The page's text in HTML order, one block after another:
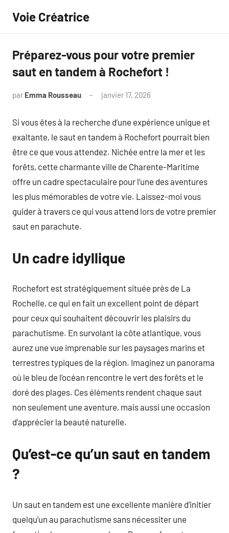
contenu
Voie Créatrice
Préparez-vous pour votre premier
saut en tandem à Rochefort !
par Emma Rousseau janvier 17, 2026
Si vous êtes à la recherche d’une expérience unique et
exaltante, le saut en tandem à Rochefort pourrait bien
être ce que vous attendez. Nichée entre la mer et les
forêts, cette charmante ville de Charente-Maritime
offre un cadre spectaculaire pour l’une des aventures
les plus mémorables de votre vie. Laissez-moi vous
guider à travers ce qui vous attend lors de votre premier
saut en parachute.
Un cadre idyllique
Rochefort est stratégiquement située près de La
Rochelle, ce qui en fait un excellent point de départ
pour ceux qui souhaitent découvrir les plaisirs du
parachutisme. En survolant la côte atlantique, vous
aurez une vue imprenable sur les paysages marins et
terrestres typiques de la région. Imaginez un panorama
où le bleu de l’océan rencontre le vert des forêts et le
doré des plages. Ces éléments rendent chaque saut
non seulement une aventure, mais aussi une occasion
d’apprécier la beauté naturelle.
Qu’est-ce qu’un saut en tandem
?
Un saut en tandem est une excellente manière d’initier
quelqu’un au parachutisme sans nécessiter une